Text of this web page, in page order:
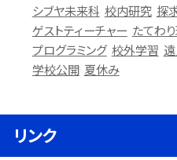
シブヤ未来科 校内研究 探
ゲストティーチャー たてわ
プログラミング 校外学習
学校公開 夏休み
リンク